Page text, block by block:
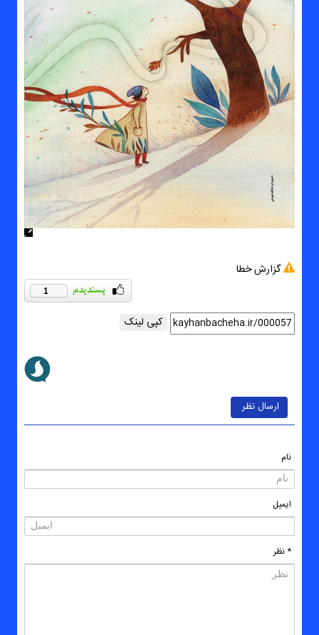
گزارش خطا
1
کپی لینک
ارسال نظر
نام
ایمیل
* نظر